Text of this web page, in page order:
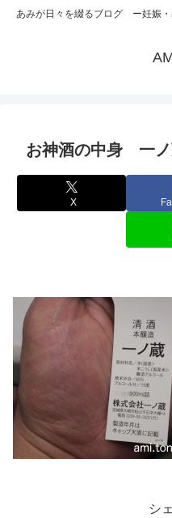
あみが日々を綴るブログ ー妊娠
お神酒の中身 一
X
シ